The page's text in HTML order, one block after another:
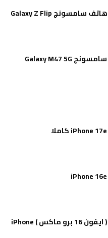
جميع مواصفات هاتف سامسونج Galaxy Z Flip
مواصفات هاتف سامسونج Galaxy M47 5G
مواصفات وسعر ( ايفون 16 برو ماكس ) iPhone